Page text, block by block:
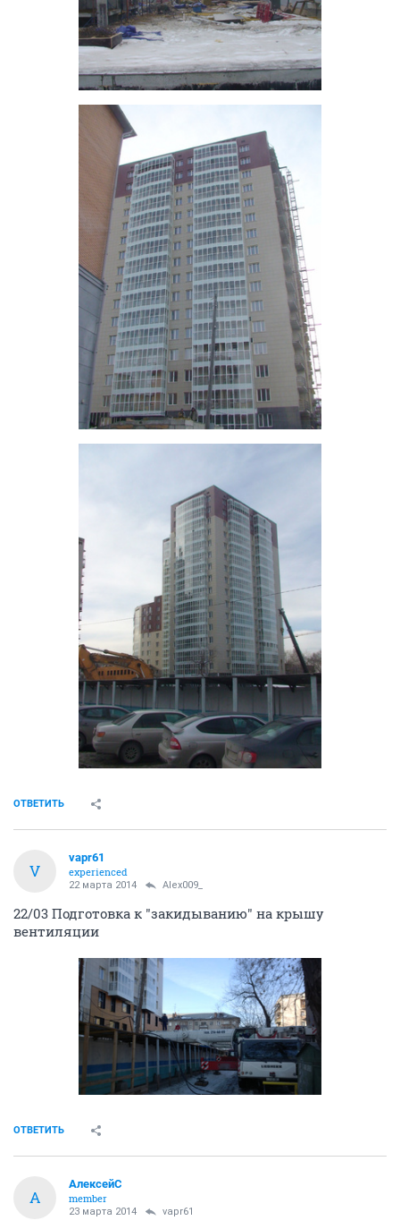
ОТВЕТИТЬ
V
vapr61
experienced
22 марта 2014 Alex009_
22/03 Подготовка к "закидыванию" на крышу
вентиляции
ОТВЕТИТЬ
А
АлексейС
member
23 марта 2014 vapr61